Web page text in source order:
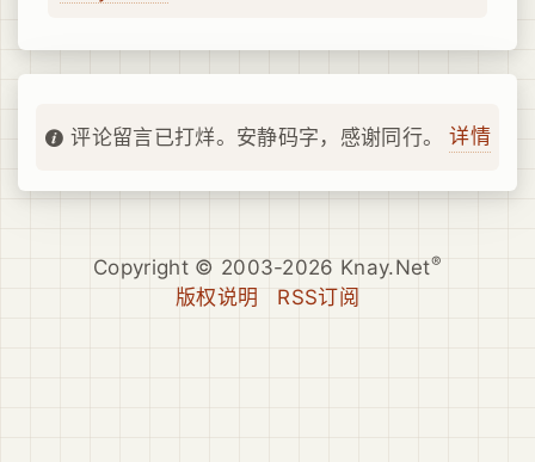
评论留言已打烊。安静码字，感谢同行。 详情
Copyright © 2003-2026 Knay.Net®
版权说明 RSS订阅